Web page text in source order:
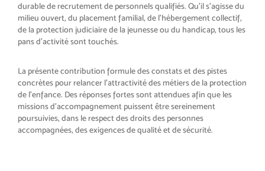
durable de recrutement de personnels qualifiés. Qu’il s’agisse du
milieu ouvert, du placement familial, de l’hébergement collectif,
de la protection judiciaire de la jeunesse ou du handicap, tous les
pans d’activité sont touchés.
La présente contribution formule des constats et des pistes
concrètes pour relancer l’attractivité des métiers de la protection
de l’enfance. Des réponses fortes sont attendues afin que les
missions d’accompagnement puissent être sereinement
poursuivies, dans le respect des droits des personnes
accompagnées, des exigences de qualité et de sécurité.